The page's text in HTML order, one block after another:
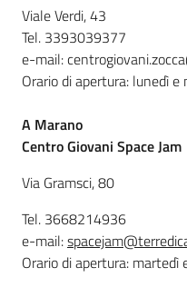
Viale Verdi, 43
Tel. 3393039377
e-mail:
Orario di apertura: lunedì
A Marano
Centro Giovani Space Jam
Via Gramsci, 80
Tel. 3668214936
e-mail:
Orario di apertura: